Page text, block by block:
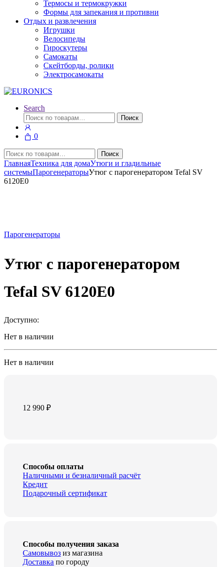
Термосы и термокружки
Формы для запекания и противни
Отдых и развлечения
Игрушки
Велосипеды
Гироскутеры
Самокаты
Скейтборды, ролики
Электросамокаты
Search
Искать:
Поиск
0
Искать:
Поиск
ГлавнаяТехника для домаУтюги и гладильные
системыПарогенераторыУтюг с парогенератором Tefal SV
6120E0
Парогенераторы
Утюг с парогенератором
Tefal SV 6120E0
Доступно:
Нет в наличии
Нет в наличии
12 990₽
Способы оплаты
Наличными и безналичный расчёт
Кредит
Подарочный сертификат
Способы получения заказа
Самовывоз из магазина
Доставка по городу